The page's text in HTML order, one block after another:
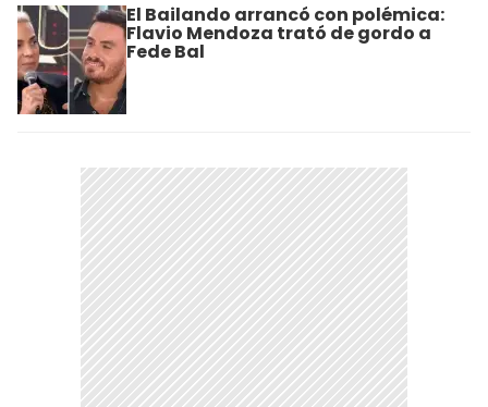
El Bailando arrancó con polémica:
Flavio Mendoza trató de gordo a
Fede Bal